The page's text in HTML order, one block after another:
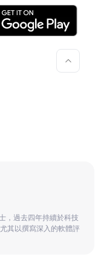
，過去四年持續於科技
其以撰寫深入的軟體評